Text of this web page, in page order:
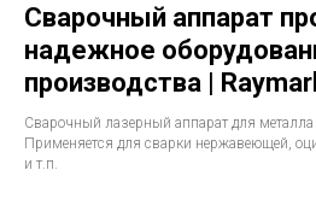
Сварочный аппарат
надежное
производства |
Сварочный лазерный аппарат для
Применяется для сварки нержавеющей,
и т.п.